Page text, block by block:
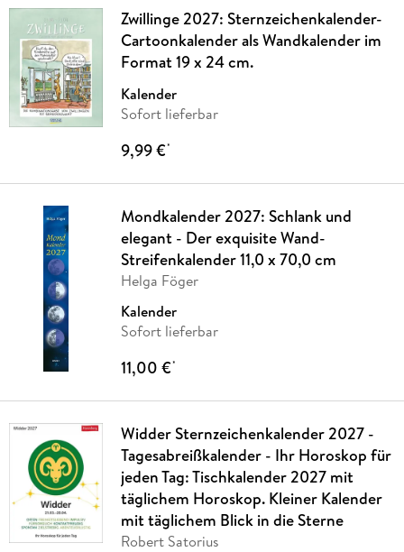
Zwillinge 2027: Sternzeichenkalender-
Cartoonkalender als Wandkalender im
Format 19 x 24 cm.
Kalender
Sofort lieferbar
9,99 €*
Mondkalender 2027: Schlank und
elegant - Der exquisite Wand-
Streifenkalender 11,0 x 70,0 cm
Helga Föger
Kalender
Sofort lieferbar
11,00 €*
Widder Sternzeichenkalender 2027 -
Tagesabreißkalender - Ihr Horoskop für
jeden Tag: Tischkalender 2027 mit
täglichem Horoskop. Kleiner Kalender
mit täglichem Blick in die Sterne
Robert Satorius